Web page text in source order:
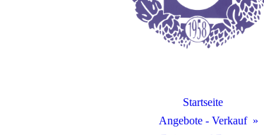
Startseite
Angebote - Verkauf